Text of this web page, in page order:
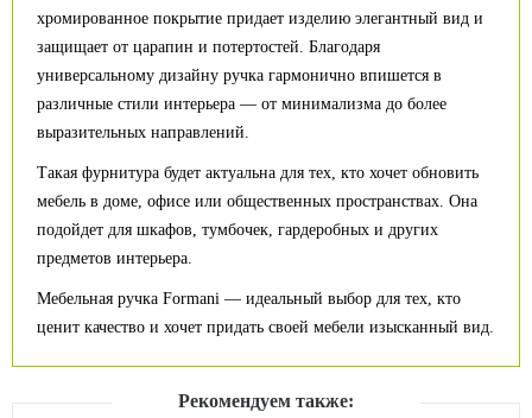
хромированное покрытие придает изделию элегантный вид и
защищает от царапин и потертостей. Благодаря
универсальному дизайну ручка гармонично впишется в
различные стили интерьера — от минимализма до более
выразительных направлений.
Такая фурнитура будет актуальна для тех, кто хочет обновить
мебель в доме, офисе или общественных пространствах. Она
подойдет для шкафов, тумбочек, гардеробных и других
предметов интерьера.
Мебельная ручка Formani — идеальный выбор для тех, кто
ценит качество и хочет придать своей мебели изысканный вид.
Рекомендуем также: